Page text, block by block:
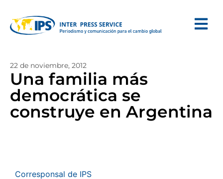
22 de noviembre, 2012
Una familia más
democrática se
construye en Argentina
Corresponsal de IPS